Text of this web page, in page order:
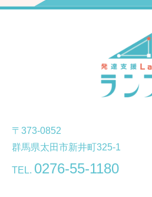
〒373-0852
群馬県太田市新井町325-1
TEL. 0276-55-1180